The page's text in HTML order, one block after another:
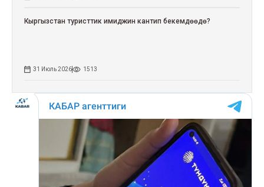
Кыргызстан туристтик имиджин кантип бекемдөөдө?
31 Июль 2026 1513